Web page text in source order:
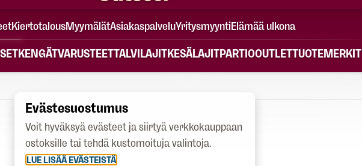
KiertotalousMyymälätAsiakaspalveluYritysmyyntiElämää ulkona
KENGÄTVARUSTEETTALVILAJITKESÄLAJITPARTIOOUTLETTUOTEMERKIT
Evästesuostumus
Voit hyväksyä evästeet ja siirtyä verkkokauppaan
ostoksille tai tehdä kustomoituja valintoja.
LUE LISÄÄ EVÄSTEISTÄ